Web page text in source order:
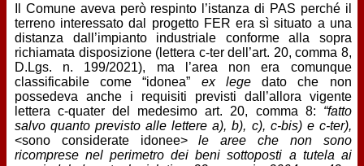
Il Comune aveva però respinto l’istanza di PAS perché il
terreno interessato dal progetto FER era sì situato a una
distanza dall’impianto industriale conforme alla sopra
richiamata disposizione (lettera c-ter dell’art. 20, comma 8,
D.Lgs. n. 199/2021), ma l’area non era comunque
classificabile come “idonea” ex legedato che non
possedeva anche i requisiti previsti dall’allora vigente
lettera c-quater del medesimo art. 20, comma 8: “fatto
salvo quanto previsto alle lettere a), b), c), c-bis) e c-ter),
<sono considerate idonee>le aree che non sono
ricomprese nel perimetro dei beni sottoposti a tutela ai